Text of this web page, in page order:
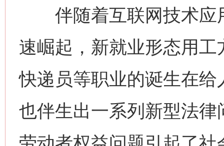
伴随着互联网技术应
速崛起，新就业形态用
快递员等职业的诞生在
也伴生出一系列新型法